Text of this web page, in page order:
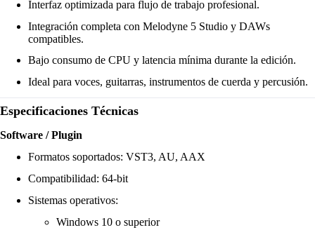
Interfaz optimizada para flujo de trabajo profesional.
Integración completa con Melodyne 5 Studio y DAWs
compatibles.
Bajo consumo de CPU y latencia mínima durante la edición.
Ideal para voces, guitarras, instrumentos de cuerda y percusión.
Especificaciones Técnicas
Software / Plugin
Formatos soportados: VST3, AU, AAX
Compatibilidad: 64-bit
Sistemas operativos:
Windows 10 o superior